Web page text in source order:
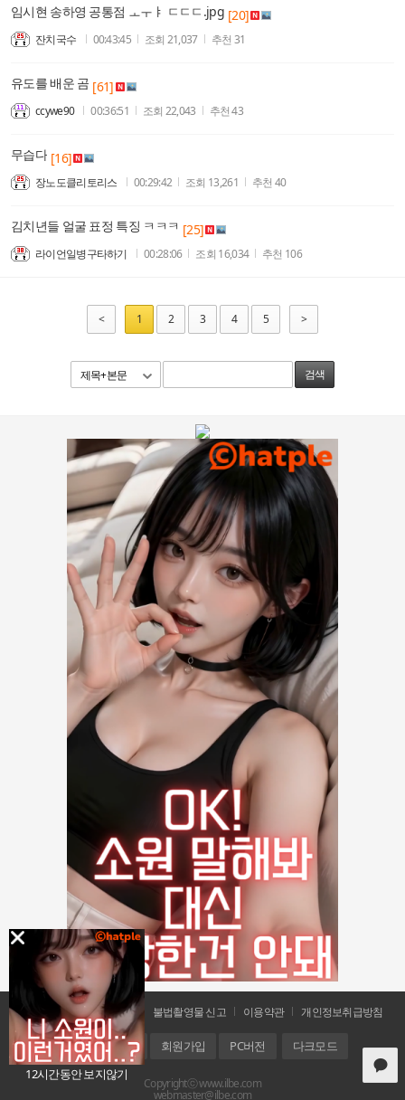
임시현 송하영 공통점 ㅗㅜㅑ ㄷㄷㄷ.jpg [20]
잔치국수 00:43:45 조회 21,037 추천 31
유도를 배운 곰 [61]
ccywe90 00:36:51 조회 22,043 추천43
무습다 [16]
장노도클리토리스 00:29:42 조회 13,261 추천 40
김치년들 얼굴 표정 특징 ㅋㅋㅋ [25]
라이언일병구타하기 00:28:06 조회 16,034 추천 106
< 1 2 3 4 5 >
제목+본문 검색
공지사항 문의 및 신고 불법촬영물 신고 이용약관 개인정보취급방침
홈 로그인 회원가입 PC버전 다크모드
Copyrightⓒ www.ilbe.com
webmaster@ilbe.com
12시간동안 보지않기